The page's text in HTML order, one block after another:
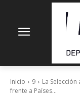
Inicio 9
La
frente a Países...